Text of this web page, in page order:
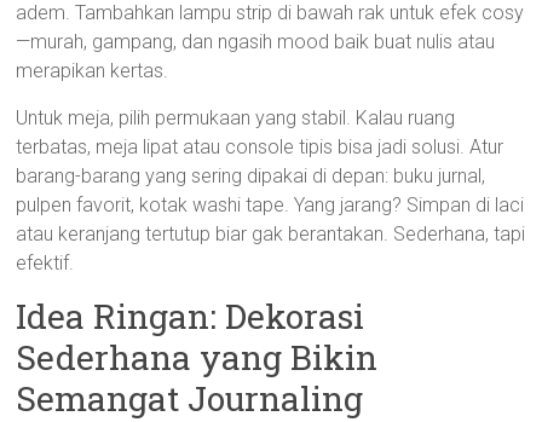
adem. Tambahkan lampu strip di bawah rak untuk efek cosy
—murah, gampang, dan ngasih mood baik buat nulis atau
merapikan kertas.
Untuk meja, pilih permukaan yang stabil. Kalau ruang
terbatas, meja lipat atau console tipis bisa jadi solusi. Atur
barang-barang yang sering dipakai di depan: buku jurnal,
pulpen favorit, kotak washi tape. Yang jarang? Simpan di laci
atau keranjang tertutup biar gak berantakan. Sederhana, tapi
efektif.
Idea Ringan: Dekorasi
Sederhana yang Bikin
Semangat Journaling